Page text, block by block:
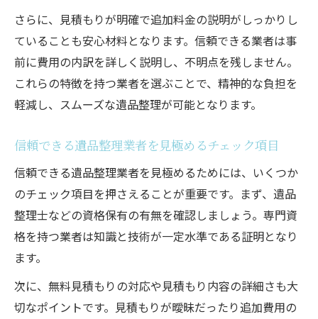
さらに、見積もりが明確で追加料金の説明がしっかりし
ていることも安心材料となります。信頼できる業者は事
前に費用の内訳を詳しく説明し、不明点を残しません。
これらの特徴を持つ業者を選ぶことで、精神的な負担を
軽減し、スムーズな遺品整理が可能となります。
信頼できる遺品整理業者を見極めるチェック項目
信頼できる遺品整理業者を見極めるためには、いくつか
のチェック項目を押さえることが重要です。まず、遺品
整理士などの資格保有の有無を確認しましょう。専門資
格を持つ業者は知識と技術が一定水準である証明となり
ます。
次に、無料見積もりの対応や見積もり内容の詳細さも大
切なポイントです。見積もりが曖昧だったり追加費用の